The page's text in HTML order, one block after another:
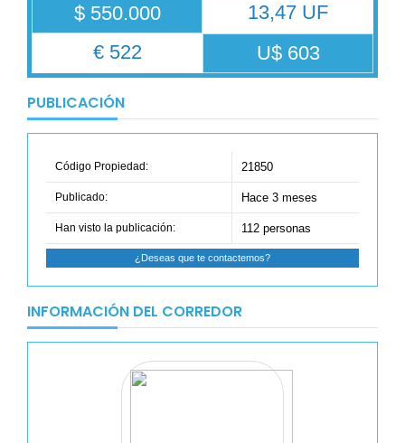
$ 550.000
13,47 UF
€ 522
U$ 603
PUBLICACIÓN
Código Propiedad: 21850
Publicado: Hace 3 meses
Han visto la publicación: 112 personas
¿Deseas que te contactemos?
INFORMACIÓN DEL CORREDOR